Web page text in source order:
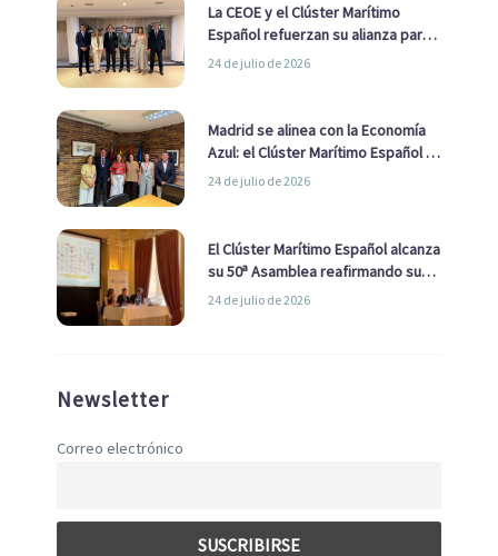
La CEOE y el Clúster Marítimo
Español refuerzan su alianza para
impulsar una estrategia Nacional
24 de julio de 2026
Madrid se alinea con la Economía
Azul: el Clúster Marítimo Español y
la Real Liga Naval avanzan alianzas
24 de julio de 2026
El Clúster Marítimo Español alcanza
su 50ª Asamblea reafirmando su
liderazgo en la Economía Azul
24 de julio de 2026
Newsletter
Correo electrónico